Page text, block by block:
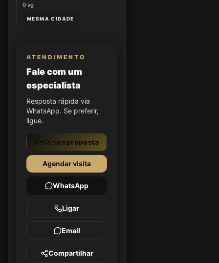
0 vg
MESMA CIDADE
ATENDIMENTO
Fale com um
especialista
Resposta rápida via
WhatsApp. Se preferir,
ligue.
Faça sua proposta
Agendar visita
WhatsApp
Ligar
Email
Compartilhar